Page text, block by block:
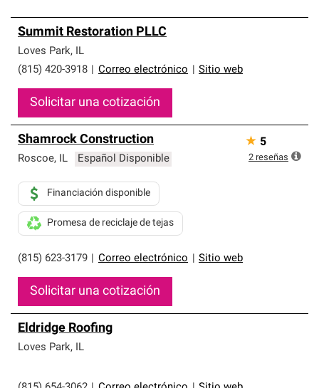
Summit Restoration PLLC
Loves Park, IL
(815) 420-3918
Correo electrónico Sitio web
Solicitar una cotización
Shamrock Construction
Roscoe, IL Español Disponible
(815) 623-3179 Correo electrónico Sitio web
Financiación disponible
Promesa de reciclaje de tejas
Solicitar una cotización
★ 5
2 reseñas
Eldridge Roofing
Loves Park, IL